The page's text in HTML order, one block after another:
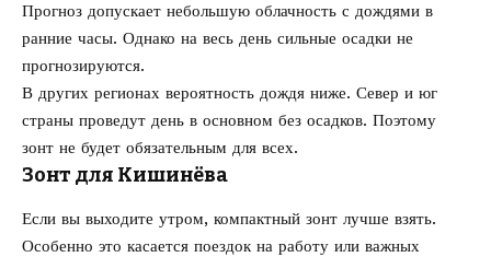
Прогноз допускает небольшую облачность с дождями в
ранние часы. Однако на весь день сильные осадки не
прогнозируются.
В других регионах вероятность дождя ниже. Север и юг
страны проведут день в основном без осадков. Поэтому
зонт не будет обязательным для всех.
Зонт для Кишинёва
Если вы выходите утром, компактный зонт лучше взять.
Особенно это касается поездок на работу или важных